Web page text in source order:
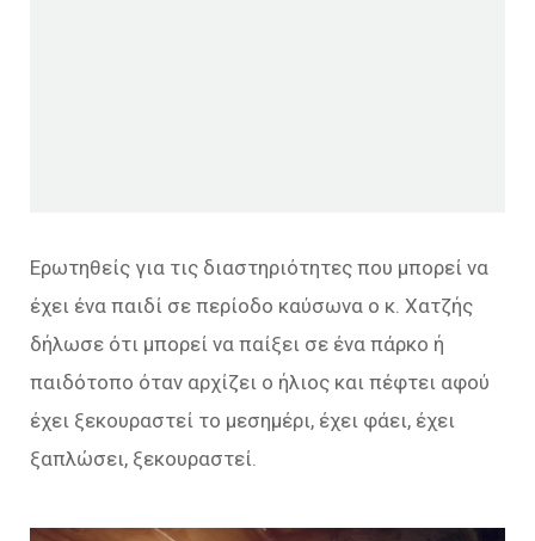
Ερωτηθείς για τις διαστηριότητες που μπορεί να
έχει ένα παιδί σε περίοδο καύσωνα ο κ. Χατζής
δήλωσε ότι μπορεί να παίξει σε ένα πάρκο ή
παιδότοπο όταν αρχίζει ο ήλιος και πέφτει αφού
έχει ξεκουραστεί το μεσημέρι, έχει φάει, έχει
ξαπλώσει, ξεκουραστεί.